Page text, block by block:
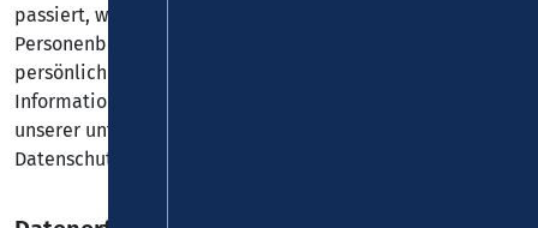
passiert, wenn Sie diese Website besuchen.
Personenbezogene Daten sind alle Daten, mit denen Sie
persönlich identifiziert werden können. Ausführliche
Informationen zum Thema Datenschutz entnehmen Sie
unserer unter diesem Text aufgeführten
Datenschutzerklärung.